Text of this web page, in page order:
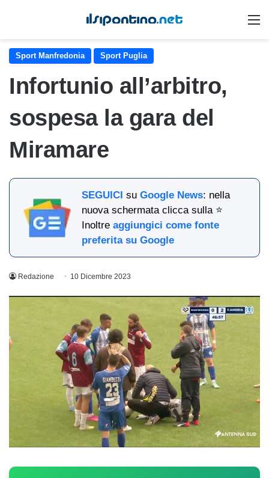
Sport Manfredonia Sport Puglia
Infortunio all’arbitro,
sospesa la gara del
Miramare
SEGUICI suGoogle News: nella
nuova schermata clicca sulla ⭐
Inoltreaggiungici come fonte
preferita su Google
Redazione 10 Dicembre 2023